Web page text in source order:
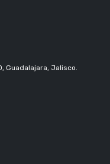
Guadalajara, Jalisco.